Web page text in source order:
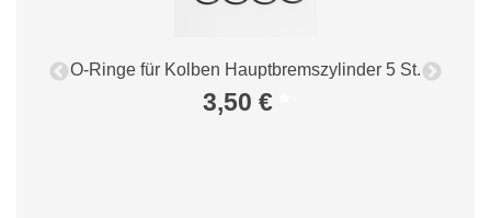
O-Ringe für Kolben Hauptbremszylinder 5 St.
3,50 €